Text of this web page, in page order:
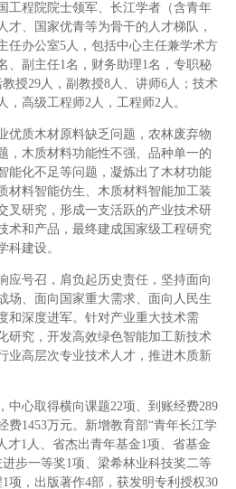
工程院院士领军、长江学者（含青年
才、国家优青等为骨干的人才梯队，
任办公室5人，包括中心主任兼学术方
、副主任1名，财务助理1名，专职秘
授29人，副教授8人、讲师6人；技术
，高级工程师2人，工程师2人。
优质木材原料缺乏问题，农林废弃物
，木质材料功能性不强、品种单一的
能化不足等问题，凝炼出了木材功能
材料智能仿生、木质材料智能加工装
叉研究，形成一支活跃的产业技术研
术和产品，最终建成国家级工程研究
科建设。
应号召，肩负起历史责任，坚持面向
场、面向国家重大需求、面向人民生
和深度进军。针对产业重大技术需
研究，开发高效绿色智能加工新技术
业高层次专业技术人才，推进木质新
中心取得横向课题22项、到账经费289
费1453万元。新增教育部“青年长江学
才1人、省杰出青年基金1项、省基金
步一等奖1项、梁希林业科技奖二等
项，出版著作4部，获发明专利授权30